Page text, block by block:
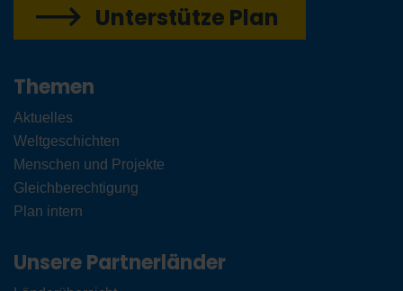
Unterstütze Plan
Themen
Aktuelles
Weltgeschichten
Menschen und Projekte
Gleichberechtigung
Plan intern
Unsere Partnerländer